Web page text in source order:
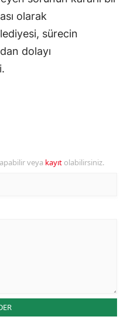
olarak
sürecin
dolayı
veya kayıt olabilirsiniz.